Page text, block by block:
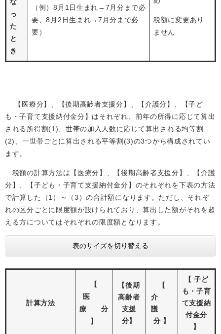
っ
た
と
き
（例）8月1日生まれ→7月分まで必
要、8月2日生まれ→7月分まで必
要）
税額に変更あり
ません
【医療分】、【後期高齢者支援分】、【介護分】、【子ど
も・子育て支援納付金分】はそれぞれ、前年の所得に応じて算出
される所得割(1)、世帯の加入人数に応じて算出される均等割
(2)、一世帯ごとに算出される平等割(3)の3つから構成されてい
ます。
税額の計算方法は【医療分】、【後期高齢者支援分】、【介護
分】、【子ども・子育て支援納付金分】のそれぞれを下表の方法
で計算した（1）～（3）の合計額になります。ただし、それぞ
れの区分ごとに限度額が設けられており、算出した額がそれを超
える方についてはそれぞれの限度額となります。
表のサイズを切り替える
計算方法
【
医
療 分
】
【後期
高齢者
支援
分】
【
介
護
分 】
【 子ど
も・子育
て支援納
付金分
】